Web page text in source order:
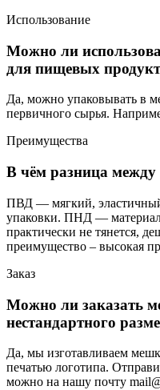
Использование
Можно ли
для пищевых
Да, можно упаковывать в
первичного сырья.
Преимущества
В чём разница
ПВД — мягкий,
упаковки. ПНД —
практически не тянется,
преимущество – высокая
Заказ
Можно ли заказать
нестандартного
Да, мы изготавливаем
печатью логотипа.
можно на нашу почту